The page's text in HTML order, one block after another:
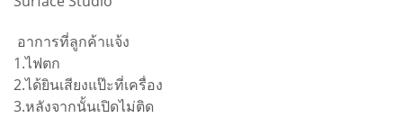
อาการที่ลูกค้าแจ้ง
1.ไฟตก
2.ได้ยินเสียงแป๊ะที่เครื่อง
3.หลังจากนั้นเปิดไม่ติด